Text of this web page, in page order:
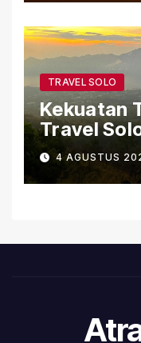
TRAVEL SOLO
Kekuatan
Travel
Sendiri
4 AGUSTUS